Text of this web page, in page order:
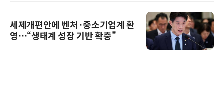
세제개편안에 벤처·중소기업계 환
영…“생태계 성장 기반 확충”